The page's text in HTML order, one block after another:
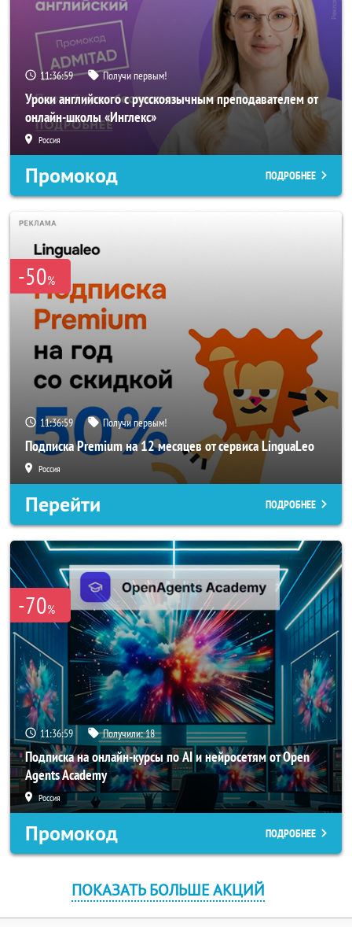
11:36:59 Получи первым!
Уроки английского с русскоязычным преподавателем от
онлайн-школы «Инглекс»
Россия
Промокод ПОДРОБНЕЕ
-50%
11:36:59 Получи первым!
Подписка Premium на 12 месяцев от сервиса LinguaLeo
Россия
Перейти ПОДРОБНЕЕ
-70%
11:36:59 Получили:18
Подписка на онлайн-курсы по AI и нейросетям от Open
Agents Academy
Россия
Промокод ПОДРОБНЕЕ
ПОКАЗАТЬ БОЛЬШЕ АКЦИЙ